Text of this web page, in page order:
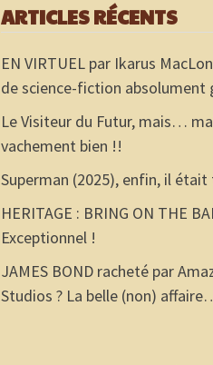
ARTICLES RÉCENTS
EN VIRTUEL par Ikarus
de science-fiction absolument
Le Visiteur du Futur, mais…
vachement bien !!
Superman (2025), enfin, il
HERITAGE : BRING ON THE
Exceptionnel !
JAMES BOND racheté par
Studios ? La belle (non)